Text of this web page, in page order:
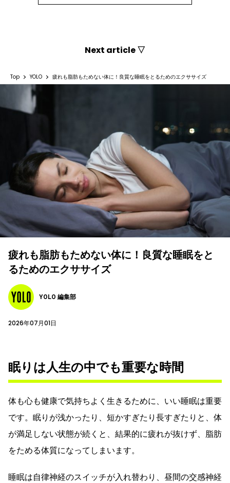
Next article ▽
Top YOLO 疲れも脂肪もためない体に！良質な睡眠をとるためのエクササイズ
疲れも脂肪もためない体に！良質な睡眠をと
るためのエクササイズ
YOLO 編集部
2026年07月01日
眠りは人生の中でも重要な時間
体も心も健康で気持ちよく生きるために、いい睡眠は重要
です。眠りが浅かったり、短かすぎたり長すぎたりと、体
が満足しない状態が続くと、結果的に疲れが抜けず、脂肪
をためる体質になってしまいます。
睡眠は自律神経のスイッチが入れ替わり、昼間の交感神経